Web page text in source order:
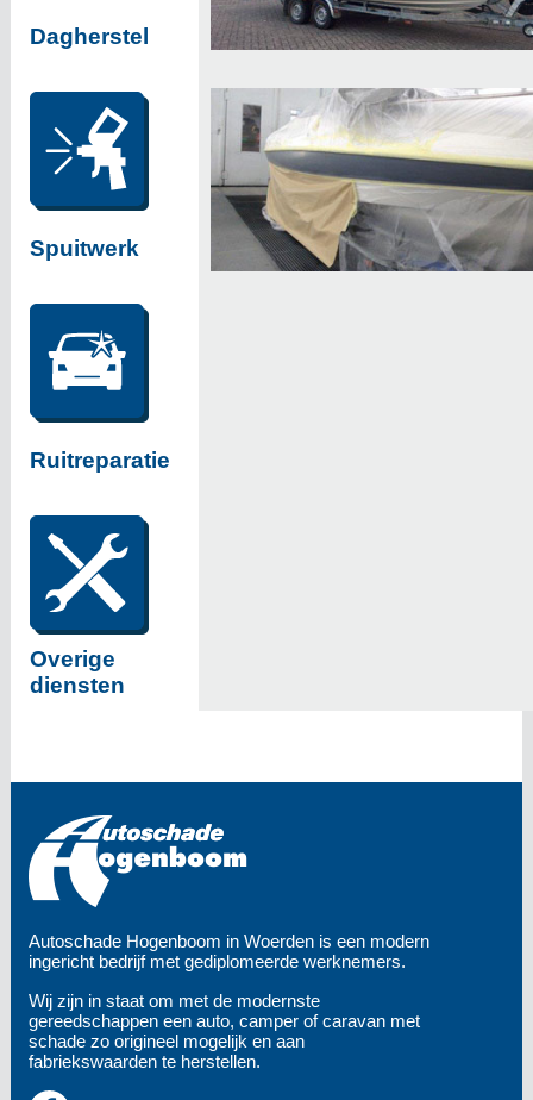
Dagherstel
Spuitwerk
Ruitreparatie
Overige
diensten
Autoschade Hogenboom in Woerden is een modern
ingericht bedrijf met gediplomeerde werknemers.
Wij zijn in staat om met de modernste
gereedschappen een auto, camper of caravan met
schade zo origineel mogelijk en aan
fabriekswaarden te herstellen.